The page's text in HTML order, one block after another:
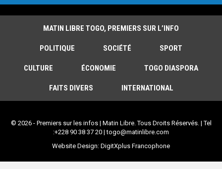
MATIN LIBRE TOGO, PREMIERS SUR L’INFO
POLITIQUE SOCIÉTÉ SPORT
CULTURE ÉCONOMIE TOGO DIASPORA
FAITS DIVERS INTERNATIONAL
© 2026 - Premiers sur les infos | Matin Libre. Tous Droits Réservés. | Tel
:+228 90 38 37 20 | togo@matinlibre.com
Website Design: DigitXplus Francophone